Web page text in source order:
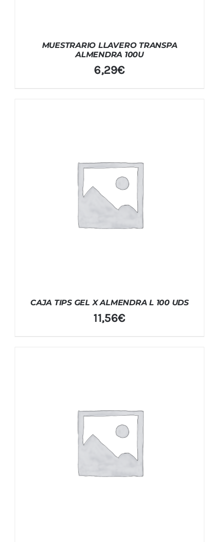
MUESTRARIO LLAVERO TRANSPA
ALMENDRA 100U
6,29€
CAJA TIPS GEL X ALMENDRA L 100 UDS
11,56€